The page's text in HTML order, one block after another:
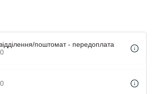
поштомат - передоплата